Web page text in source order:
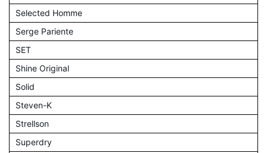
Selected Homme
Serge Pariente
SET
Shine Original
Solid
Steven-K
Strellson
Superdry